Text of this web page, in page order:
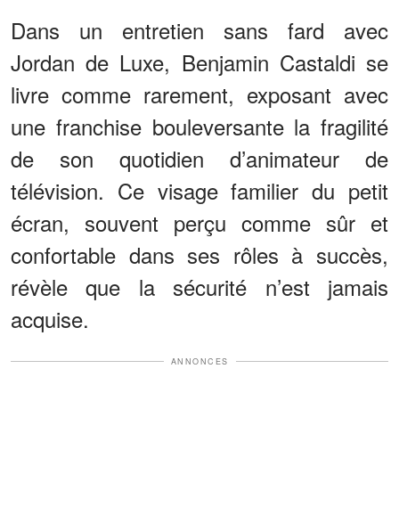
Dans un entretien sans fard avec
Jordan de Luxe, Benjamin Castaldi se
livre comme rarement, exposant avec
une franchise bouleversante la fragilité
de son quotidien d’animateur de
télévision. Ce visage familier du petit
écran, souvent perçu comme sûr et
confortable dans ses rôles à succès,
révèle que la sécurité n’est jamais
acquise.
ANNONCES